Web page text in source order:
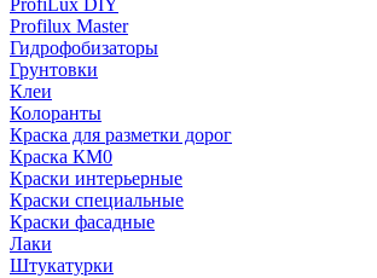
ProfiLux DIY
Profilux Master
Гидрофобизаторы
Грунтовки
Клеи
Колоранты
Краска для разметки дорог
Краска КМ0
Краски интерьерные
Краски специальные
Краски фасадные
Лаки
Штукатурки